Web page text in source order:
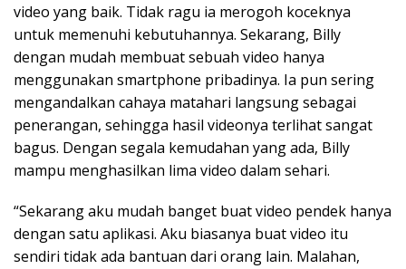
video yang baik. Tidak ragu ia merogoh koceknya
untuk memenuhi kebutuhannya. Sekarang, Billy
dengan mudah membuat sebuah video hanya
menggunakan smartphone pribadinya. Ia pun sering
mengandalkan cahaya matahari langsung sebagai
penerangan, sehingga hasil videonya terlihat sangat
bagus. Dengan segala kemudahan yang ada, Billy
mampu menghasilkan lima video dalam sehari.
“Sekarang aku mudah banget buat video pendek hanya
dengan satu aplikasi. Aku biasanya buat video itu
sendiri tidak ada bantuan dari orang lain. Malahan,